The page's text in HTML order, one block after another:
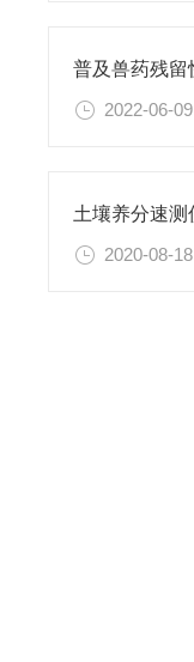
2022-06-09
2020-08-18